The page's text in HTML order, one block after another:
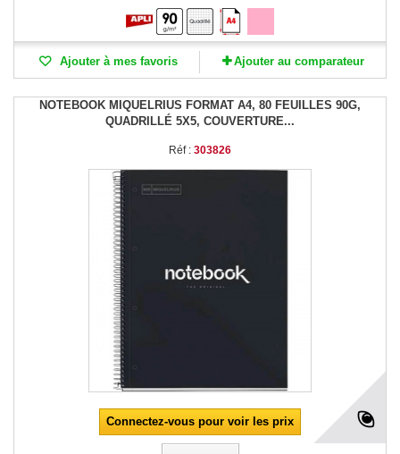
Ajouter à mes favoris Ajouter au comparateur
NOTEBOOK MIQUELRIUS FORMAT A4, 80 FEUILLES 90G,
QUADRILLÉ 5X5, COUVERTURE...
Réf : 303826
Connectez-vous pour voir les prix